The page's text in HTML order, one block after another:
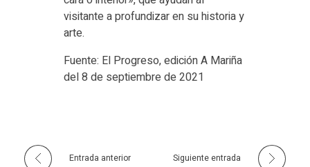
visitante a profundizar en su historia y
arte.
Fuente: El Progreso, edición A Mariña
del 8 de septiembre de 2021
Entrada anterior Siguiente entrada